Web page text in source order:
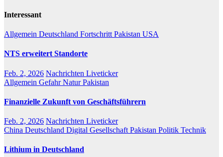
Interessant
Allgemein Deutschland Fortschritt Pakistan USA
NTS erweitert Standorte
Feb. 2, 2026 Nachrichten Liveticker
Allgemein GefahrNaturPakistan
Finanzielle Zukunft von Geschäftsführern
Feb. 2, 2026 Nachrichten Liveticker
China Deutschland Digital Gesellschaft Pakistan Politik Technik
Lithium in Deutschland